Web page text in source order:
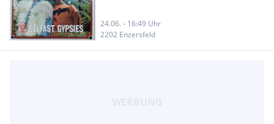
24.06. - 16:49 Uhr
2202 Enzersfeld